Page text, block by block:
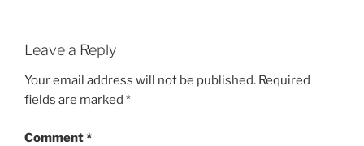
Leave a Reply
Your email address will not be published. Required
fields are marked *
Comment*